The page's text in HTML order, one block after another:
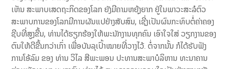
ເຫັນ ສະພາບເສດຖະກິດຂອງໂລກ ຍັງມີຄາມຫຍຸ້ງຍາກ ຢູ່ໃນພາວະສະລໍຕົວ
ສະພາບການຂອງໂລກມີການຜັນແປຢ່າງສັບສົນ, ເຊີ່ງເປັນຜົນກະທົບຕໍ່ຄ່າຄອງ
ຊີບທີ່ສູງຂື້ນ, ທ່ານໄດ້ຮຽກຮ້ອງໃຫ້ພະນັກງານທຸກຄົນ ເອົາໃຈໃສ່ ວຽກງານຂອງ
ຕົນໃຫ້ດີຂື້ນກວ່າເກົ່າ ເພື່ອບັນລຸເປົ້າໝາຍທີ່ວາງໄວ້. ຕໍ່ຈາກນັ້ນ ກໍໄດ້ຮັບຟັງ
ການໂອ້ລົມ ຂອງ ທ່ານ ວິໄລ ສີພະພອນ ປະທານສະພາບໍລິຫານ ທະນາຄານ